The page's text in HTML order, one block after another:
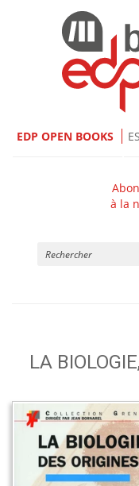
EDP OPEN BOOKS
à la
LA